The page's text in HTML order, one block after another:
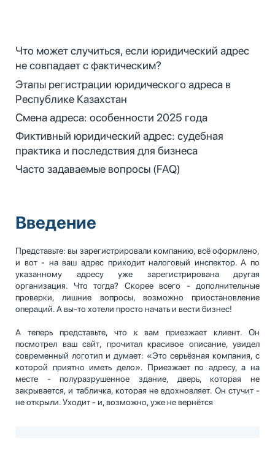
Что может случиться, если юридический адрес
не совпадает с фактическим?
Этапы регистрации юридического адреса в
Республике Казахстан
Смена адреса: особенности 2025 года
Фиктивный юридический адрес: судебная
практика и последствия для бизнеса
Часто задаваемые вопросы (FAQ)
Введение
Представьте: вы зарегистрировали компанию, всё оформлено,
и вот - на ваш адрес приходит налоговый инспектор. А по
указанному адресу уже зарегистрирована другая
организация. Что тогда? Скорее всего - дополнительные
проверки, лишние вопросы, возможно приостановление
операций. А вы-то хотели просто начать и вести бизнес!
А теперь представьте, что к вам приезжает клиент. Он
посмотрел ваш сайт, прочитал красивое описание, увидел
современный логотип и думает: «Это серьёзная компания, с
которой приятно иметь дело». Приезжает по адресу, а на
месте - полуразрушенное здание, дверь, которая не
закрывается, и табличка, которая не вдохновляет. Он стучит -
не открыли. Уходит - и, возможно, уже не вернётся